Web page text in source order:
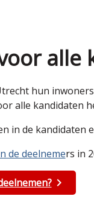
alle
hun
alle kandidaten
in de
de deelnemers in